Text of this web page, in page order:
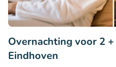
Overnachting voor 2
Eindhoven